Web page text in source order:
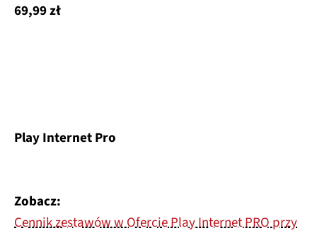
69,99 zł
Play Internet Pro
Zobacz:
Cennik zestawów w Ofercie Play Internet PRO przy